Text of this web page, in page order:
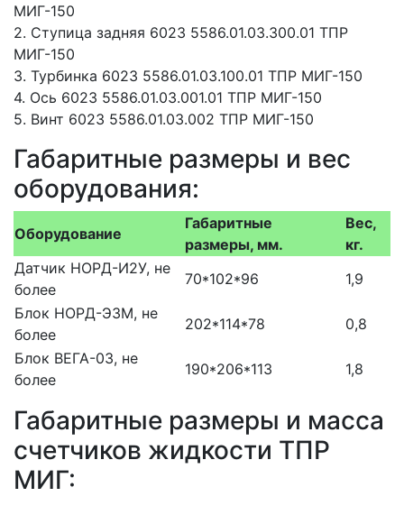
МИГ-150
2. Ступица задняя 6023 5586.01.03.300.01 ТПР
МИГ-150
3. Турбинка 6023 5586.01.03.100.01 ТПР МИГ-150
4. Ось 6023 5586.01.03.001.01 ТПР МИГ-150
5. Винт 6023 5586.01.03.002 ТПР МИГ-150
Габаритные размеры и вес
оборудования:
Оборудование
Габаритные
размеры, мм.
Вес,
кг.
Датчик НОРД-И2У, не
более
70*102*96
1,9
Блок НОРД-Э3М, не
более
202*114*78
0,8
Блок ВЕГА-03, не
более
190*206*113 1,8
Габаритные размеры и масса
счетчиков жидкости ТПР
МИГ: